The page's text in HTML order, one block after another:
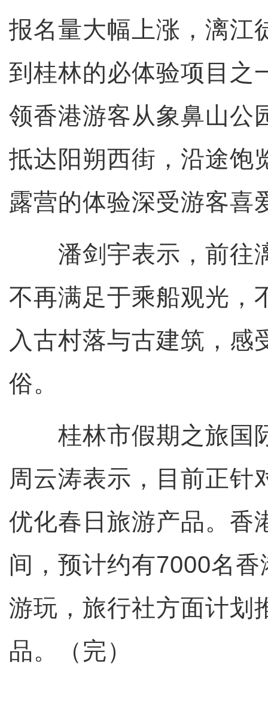
报名量大幅上涨，漓江
到桂林的必体验项目之
领香港游客从象鼻山公
抵达阳朔西街，沿途饱
露营的体验深受游客喜
潘剑宇表示，前往
不再满足于乘船观光，
入古村落与古建筑，感
俗。
桂林市假期之旅国
周云涛表示，目前正针
优化春日旅游产品。香
间，预计约有7000名
游玩，旅行社方面计划
品。（完）